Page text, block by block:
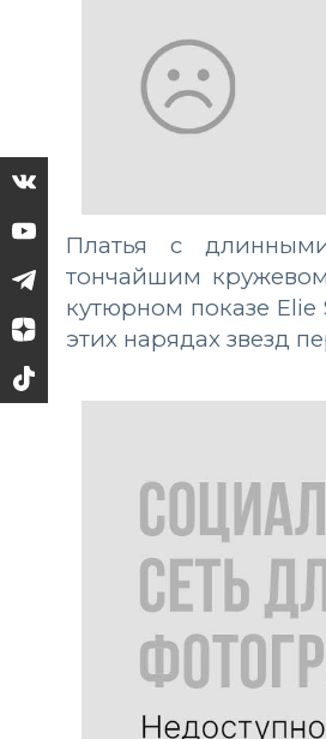
Платья с
тончайшим
кутюрном показе
этих нарядах звезд